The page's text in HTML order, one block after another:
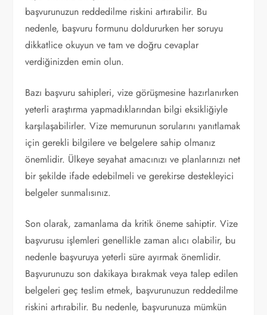
başvurunuzun reddedilme riskini artırabilir. Bu
nedenle, başvuru formunu doldururken her soruyu
dikkatlice okuyun ve tam ve doğru cevaplar
verdiğinizden emin olun.
Bazı başvuru sahipleri, vize görüşmesine hazırlanırken
yeterli araştırma yapmadıklarından bilgi eksikliğiyle
karşılaşabilirler. Vize memurunun sorularını yanıtlamak
için gerekli bilgilere ve belgelere sahip olmanız
önemlidir. Ülkeye seyahat amacınızı ve planlarınızı net
bir şekilde ifade edebilmeli ve gerekirse destekleyici
belgeler sunmalısınız.
Son olarak, zamanlama da kritik öneme sahiptir. Vize
başvurusu işlemleri genellikle zaman alıcı olabilir, bu
nedenle başvuruya yeterli süre ayırmak önemlidir.
Başvurunuzu son dakikaya bırakmak veya talep edilen
belgeleri geç teslim etmek, başvurunuzun reddedilme
riskini artırabilir. Bu nedenle, başvurunuza mümkün